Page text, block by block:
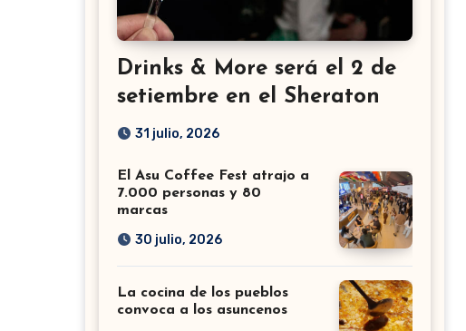
Drinks & More será el 2 de
setiembre en el Sheraton
31 julio, 2026
El Asu Coffee Fest atrajo a
7.000 personas y 80
marcas
30 julio, 2026
La cocina de los pueblos
convoca a los asuncenos